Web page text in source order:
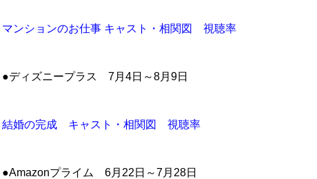
マンションのお仕事 キャスト・相関図 視聴率
●ディズニープラス 7月4日～8月9日
結婚の完成 キャスト・相関図 視聴率
●Amazonプライム 6月22日～7月28日